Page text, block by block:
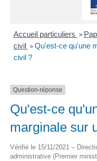
Accueil particuliers >
civil > Qu'est-ce qu'une
civil ?
Question-réponse
Qu'est-ce
marginale sur
Vérifié le 15/11/2021 –
administrative (Premier